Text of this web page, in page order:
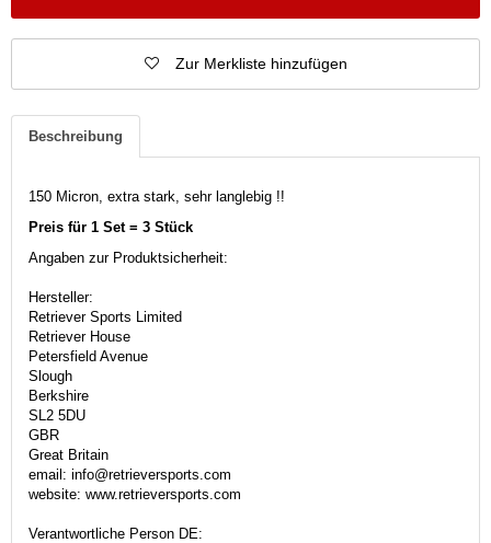
Zur Merkliste hinzufügen
Beschreibung
150 Micron, extra stark, sehr langlebig !!
Preis für 1 Set = 3 Stück
Angaben zur Produktsicherheit:
Hersteller:
Retriever Sports Limited
Retriever House
Petersfield Avenue
Slough
Berkshire
SL2 5DU
GBR
Great Britain
email: info@retrieversports.com
website: www.retrieversports.com
Verantwortliche Person DE: